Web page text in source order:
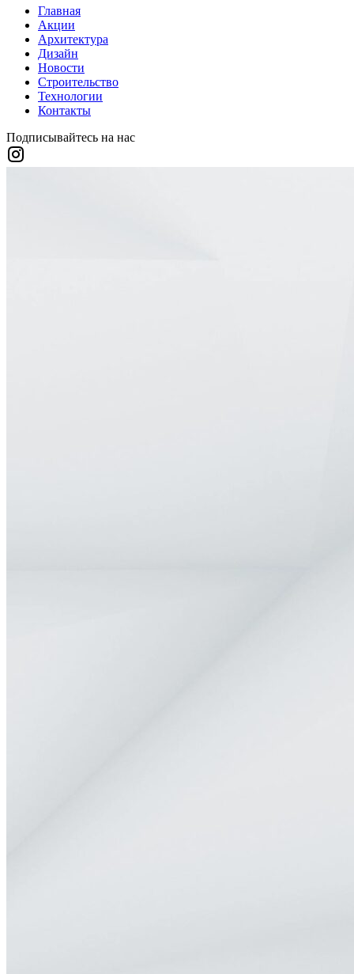
Главная
Акции
Архитектура
Дизайн
Новости
Строительство
Технологии
Контакты
Подписывайтесь на нас